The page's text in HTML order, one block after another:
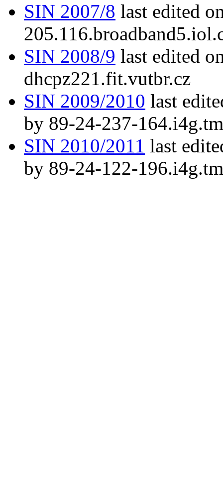
SIN 2007/8 last edited
SIN 2008/9 last edited
dhcpz221.fit.vutbr.cz
SIN 2009/2010 last
by 89-24-237-
SIN 2010/2011 last
by 89-24-122-